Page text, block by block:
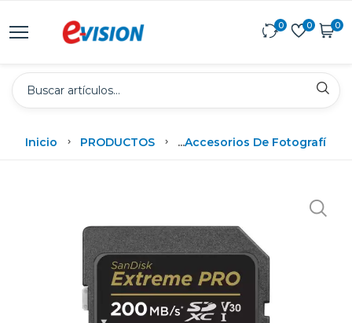
0 0 0
Inicio PRODUCTOS ...Accesorios De Fotografía